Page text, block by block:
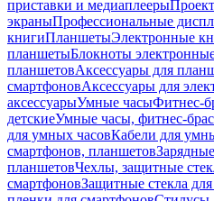
приставки и медиаплееры
экраныПрофессиональные
книгиПланшетыЭлектронные
планшетыБлокноты
планшетовАксессуары для
смартфоновАксессуары для
аксессуарыУмные часыФитнес-
детскиеУмные часы, фитнес-
для умных часовКабели для
смартфонов, планшетов
планшетовЧехлы, защитные
смартфоновЗащитные стекла